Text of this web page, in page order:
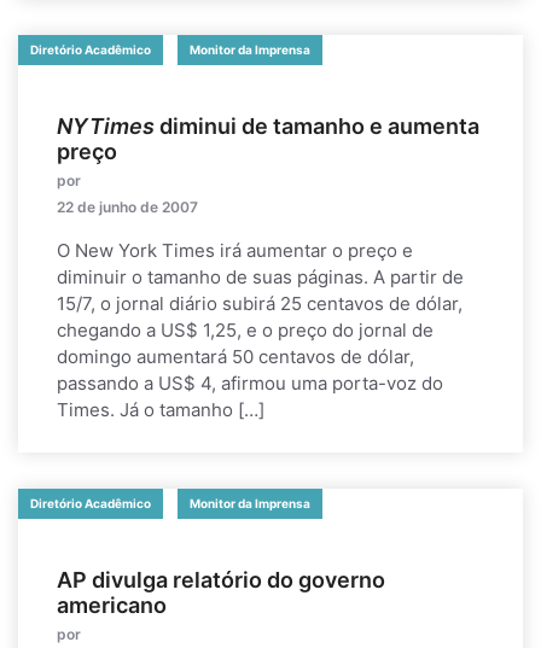
Diretório Acadêmico Monitor da Imprensa
NYTimesdiminui de tamanho e aumenta
preço
por
22 de junho de 2007
O New York Times irá aumentar o preço e
diminuir o tamanho de suas páginas. A partir de
15/7, o jornal diário subirá 25 centavos de dólar,
chegando a US$ 1,25, e o preço do jornal de
domingo aumentará 50 centavos de dólar,
passando a US$ 4, afirmou uma porta-voz do
Times. Já o tamanho […]
Diretório Acadêmico Monitor da Imprensa
AP divulga relatório do governo
americano
por